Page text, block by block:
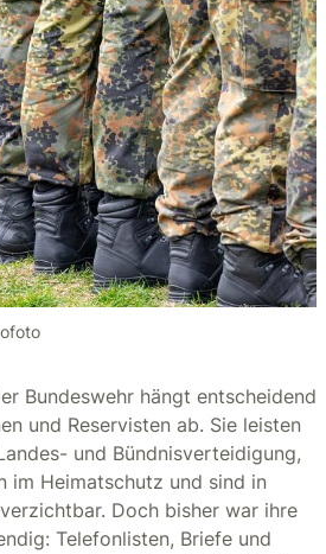
Bundeswehr hängt entscheidend
und Reservisten ab. Sie leisten
und Bündnisverteidigung,
im Heimatschutz und sind in
Doch bisher war ihre
Telefonlisten, Briefe und